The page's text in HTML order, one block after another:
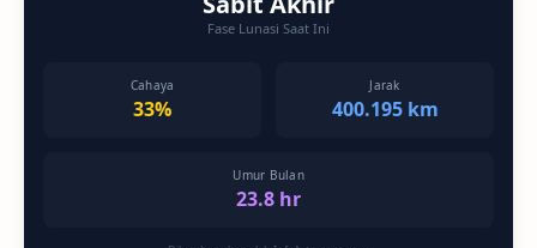
Fase Lunasi Saat Ini
Cahaya
33%
Jarak
400.195 km
Umur Bulan
23.8 hr